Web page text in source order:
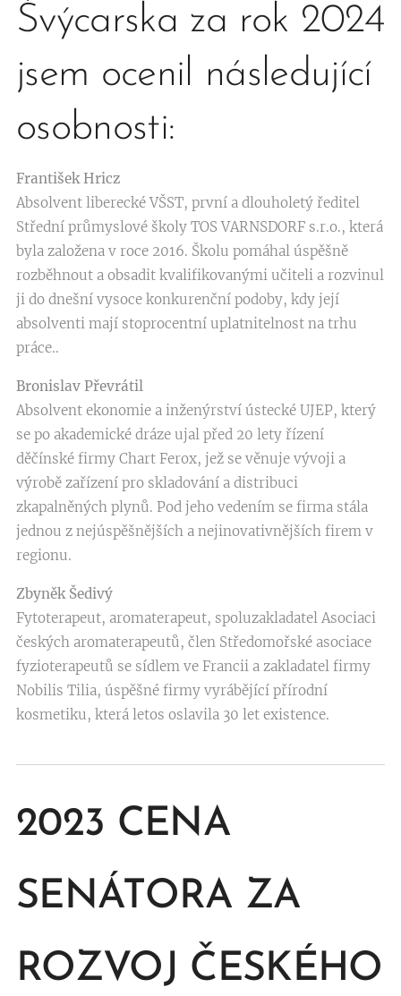
Švýcarska za rok 2024
jsem ocenil následující
osobnosti:
František Hricz
Absolvent liberecké VŠST, první a dlouholetý ředitel
Střední průmyslové školy TOS VARNSDORF s.r.o., která
byla založena v roce 2016. Školu pomáhal úspěšně
rozběhnout a obsadit kvalifikovanými učiteli a rozvinul
ji do dnešní vysoce konkurenční podoby, kdy její
absolventi mají stoprocentní uplatnitelnost na trhu
práce..
Bronislav Převrátil
Absolvent ekonomie a inženýrství ústecké UJEP, který
se po akademické dráze ujal před 20 lety řízení
děčínské firmy Chart Ferox, jež se věnuje vývoji a
výrobě zařízení pro skladování a distribuci
zkapalněných plynů. Pod jeho vedením se firma stála
jednou z nejúspěšnějších a nejinovativnějších firem v
regionu.
Zbyněk Šedivý
Fytoterapeut, aromaterapeut, spoluzakladatel Asociaci
českých aromaterapeutů, člen Středomořské asociace
fyzioterapeutů se sídlem ve Francii a zakladatel firmy
Nobilis Tilia, úspěšné firmy vyrábějící přírodní
kosmetiku, která letos oslavila 30 let existence.
2023 CENA
SENÁTORA ZA
ROZVOJ ČESKÉHO